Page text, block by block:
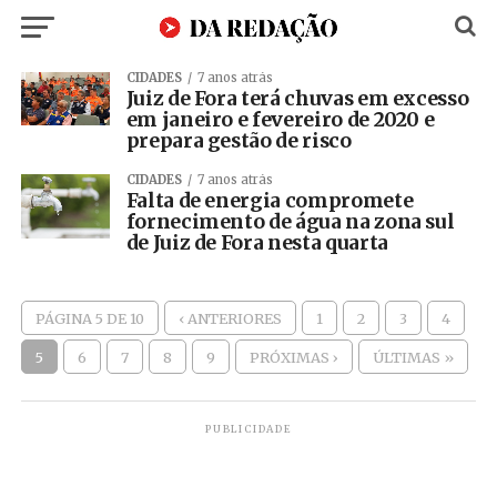
CIDADES 7 anos atrás
Juiz de Fora terá chuvas em excesso
em janeiro e fevereiro de 2020 e
prepara gestão de risco
CIDADES 7 anos atrás
Falta de energia compromete
fornecimento de água na zona sul
de Juiz de Fora nesta quarta
PÁGINA 5 DE 10 ‹ ANTERIORES 1 2 3 4
5 6 7 8 9 PRÓXIMAS › ÚLTIMAS »
PUBLICIDADE